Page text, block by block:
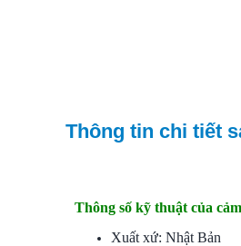
Thông tin chi tiết
Thông số kỹ thuật của
Xuất xứ: Nhật Bản